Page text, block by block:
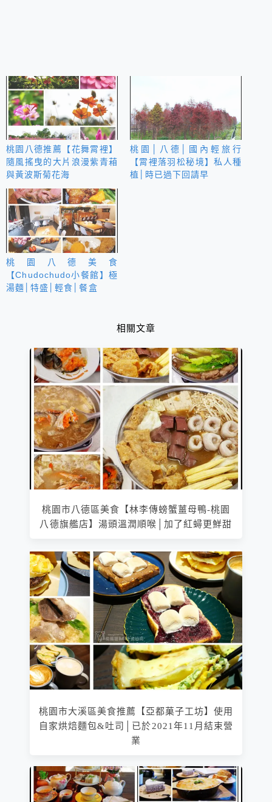
桃園八德推薦【花舞霄裡】
隨風搖曳的大片浪漫紫青葙
與黃波斯菊花海
桃園│八德│國內輕旅行
【霄裡落羽松秘境】私人種
植│時已過下回請早
桃園八德美食
【Chudochudo小餐館】極
湯麵│特盛│輕食│餐盒
相關文章
桃園市八德區美食【林李傳螃蟹薑母鴨-桃園
八德旗艦店】湯頭溫潤順喉│加了紅蟳更鮮甜
桃園市大溪區美食推薦【亞都菓子工坊】使用
自家烘焙麵包&吐司│已於2021年11月結束營
業